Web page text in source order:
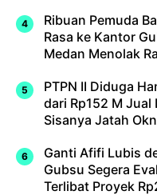
Ribuan Pemuda
Rasa ke Kantor
Medan Menolak
PTPN II Diduga
dari Rp152 M
Sisanya Jatah
Ganti Afifi Lubis
Gubsu Segera
Terlibat Proyek